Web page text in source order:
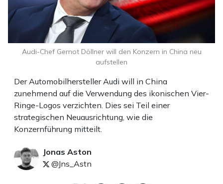
Der Automobilhersteller Audi will in China
zunehmend auf die Verwendung des ikonischen Vier-
Ringe-Logos verzichten. Dies sei Teil einer
strategischen Neuausrichtung, wie die
Konzernführung mitteilt.
Jonas Aston
@Jns_Astn
Audi-Chef Gernot Döllner will den Konzern in China neu
aufstellen